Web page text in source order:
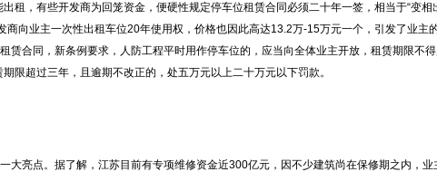
租，有些开发商为回笼资金，便硬性规定停车位租赁合同必须二十年一签，相当于“变相
商向业主一次性出租车位20年使用权，价格也因此高达13.2万-15万元一个，引发了业主
赁合同，新条例要求，人防工程平时用作停车位的，应当向全体业主开放，租赁期限不
限超过三年，且逾期不改正的，处五万元以上二十万元以下罚款。
大亮点。据了解，江苏目前有专项维修资金近300亿元，因不少建筑尚在保修期之内，业